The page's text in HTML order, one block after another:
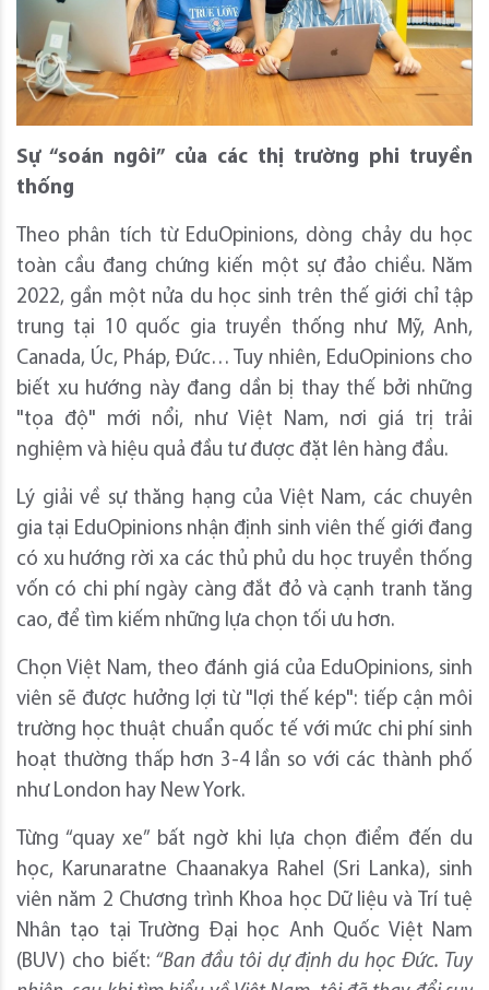
Sự “soán ngôi” của các thị trường phi truyền
thống
Theo phân tích từ EduOpinions, dòng chảy du học
toàn cầu đang chứng kiến một sự đảo chiều. Năm
2022, gần một nửa du học sinh trên thế giới chỉ tập
trung tại 10 quốc gia truyền thống như Mỹ, Anh,
Canada, Úc, Pháp, Đức… Tuy nhiên, EduOpinions cho
biết xu hướng này đang dần bị thay thế bởi những
"tọa độ" mới nổi, như Việt Nam, nơi giá trị trải
nghiệm và hiệu quả đầu tư được đặt lên hàng đầu.
Lý giải về sự thăng hạng của Việt Nam, các chuyên
gia tại EduOpinions nhận định sinh viên thế giới đang
có xu hướng rời xa các thủ phủ du học truyền thống
vốn có chi phí ngày càng đắt đỏ và cạnh tranh tăng
cao, để tìm kiếm những lựa chọn tối ưu hơn.
Chọn Việt Nam, theo đánh giá của EduOpinions, sinh
viên sẽ được hưởng lợi từ "lợi thế kép": tiếp cận môi
trường học thuật chuẩn quốc tế với mức chi phí sinh
hoạt thường thấp hơn 3-4 lần so với các thành phố
như London hay New York.
Từng “quay xe” bất ngờ khi lựa chọn điểm đến du
học, Karunaratne Chaanakya Rahel (Sri Lanka), sinh
viên năm 2 Chương trình Khoa học Dữ liệu và Trí tuệ
Nhân tạo tại Trường Đại học Anh Quốc Việt Nam
(BUV) cho biết:“Ban đầu tôi dự định du học Đức. Tuy